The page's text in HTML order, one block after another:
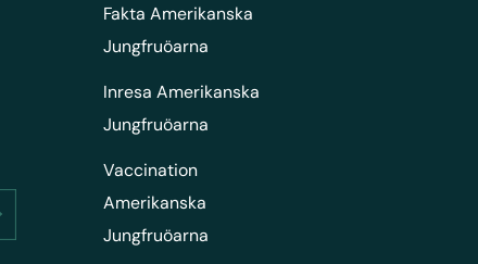
Fakta Amerikanska
Jungfruöarna
Inresa Amerikanska
Jungfruöarna
Vaccination
Amerikanska
Jungfruöarna